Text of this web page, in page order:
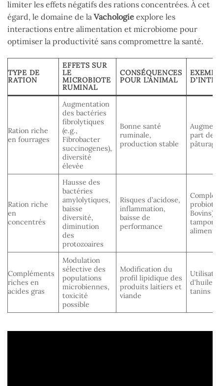
limiter les effets négatifs des rations concentrées. À cet
égard, le domaine de la Vachologie explore les
interactions entre alimentation et microbiome pour
optimiser la productivité sans compromettre la santé.
TYPE DE
RATION
EFFETS SUR
LE
MICROBIOTE
RUMINAL
CONSÉQUENCES
POUR L’ANIMAL
Ration riche
en fourrages
Augmentation
des bactéries
fibrolytiques
(e.g.,
Fibrobacter
succinogenes),
diversité
élevée
Bonne santé
ruminale,
production stable
part de
Ration riche
en
concentrés
Hausse des
bactéries
amylolytiques,
baisse
diversité,
diminution
des
protozoaires
Risques d’acidose,
inflammation,
baisse de
performance
Bovins),
Compléments
riches en
acides gras
Modulation
sélective des
populations
microbiennes,
toxicité
possible
Modification du
profil lipidique des
produits laitiers et
viande
d’huiles
tanins